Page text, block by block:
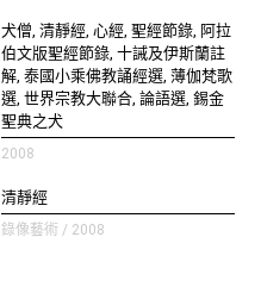
犬僧, 清靜經, 心經, 聖經節錄, 阿拉
伯文版聖經節錄, 十誡及伊斯蘭註
解, 泰國小乘佛教誦經選, 薄伽梵歌
選, 世界宗教大聯合, 論語選, 錫金
聖典之犬
2008
清靜經
錄像藝術 / 2008